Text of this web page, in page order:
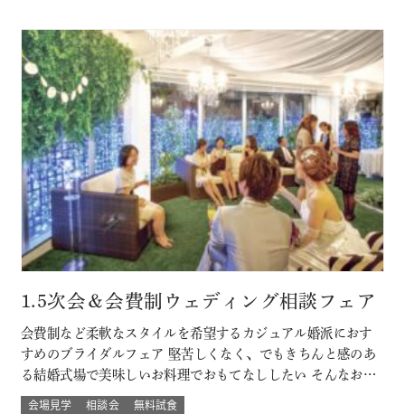
ピー♪ 新しく人気の春婚プ…
1.5次会＆会費制ウェディング相談フェア
会費制など柔軟なスタイルを希望するカジュアル婚派におす
すめのブライダルフェア 堅苦しくなく、でもきちんと感のあ
る結婚式場で美味しいお料理でおもてなししたい そんなおふ
たりに必見です！ このフェアに含まれるコンテンツ
会場見学 相談会
無料試食